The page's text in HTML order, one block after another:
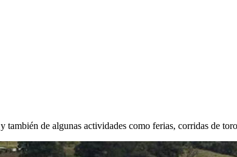
de algunas actividades como ferias, corridas de